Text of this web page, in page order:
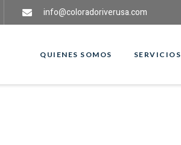
info@coloradoriverusa.com
QUIENES SOMOS SERVICIOS